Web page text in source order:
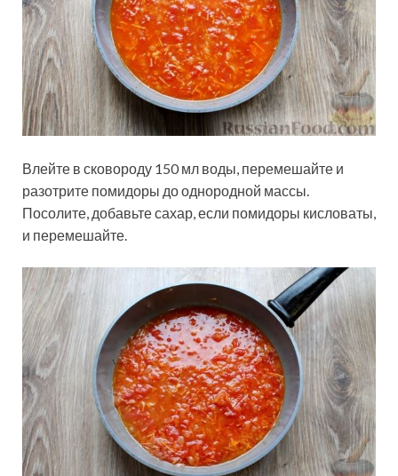
Влейте в сковороду 150 мл воды, перемешайте и
разотрите помидоры до однородной массы.
Посолите, добавьте сахар, если помидоры кисловаты,
и перемешайте.